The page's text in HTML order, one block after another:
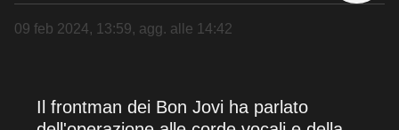
09 feb 2024, 13:59, agg. alle 14:42
Il frontman dei Bon Jovi ha parlato